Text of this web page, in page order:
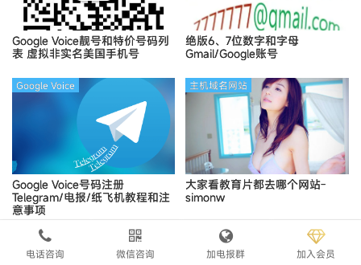
Google Voice靓号和特价号码列
表 虚拟非实名美国手机号
绝版6、7位数字和字母
Gmail/Google账号
Google Voice号码注册
Telegram/电报/纸飞机教程和注
意事项
Google Voice
大家看教育片都去哪个网站-
simonw
主机域名网站
抢沙发
电话咨询 微信咨询 加电报群 加入会员